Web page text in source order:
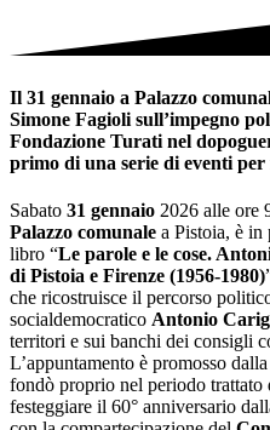
Il 31 gennaio a Palazzo
Simone Fagioli sull’impegno
Fondazione Turati nel
primo di una serie di eventi
Sabato 31 gennaio 2026 alle ore
Palazzo comunale a Pistoia, è in
libro “Le parole e le cose.
di Pistoia e Firenze (1956-1980)
che ricostruisce il percorso
socialdemocratico Antonio
territori e sui banchi dei consigli
L’appuntamento è promosso
fondò proprio nel periodo trattato
festeggiare il 60° anniversario